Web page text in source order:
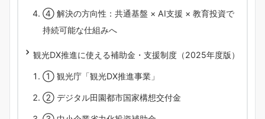
④ 解決の方向性：共通基盤 × AI支援 × 教育投資で
持続可能な仕組みへ
観光DX推進に使える補助金・支援制度（2025年度版）
① 観光庁「観光DX推進事業」
② デジタル田園都市国家構想交付金